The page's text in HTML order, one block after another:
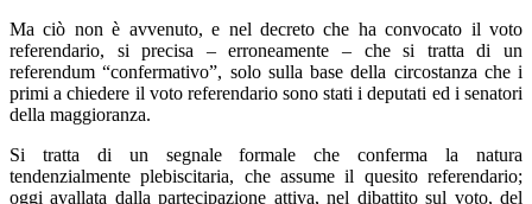
Ma ciò non è avvenuto, e nel decreto che ha convocato il voto
referendario, si precisa – erroneamente – che si tratta di un
referendum “confermativo”, solo sulla base della circostanza che i
primi a chiedere il voto referendario sono stati i deputati ed i senatori
della maggioranza.
Si tratta di un segnale formale che conferma la natura
tendenzialmente plebiscitaria, che assume il quesito referendario;
oggi avallata dalla partecipazione attiva, nel dibattito sul voto, del